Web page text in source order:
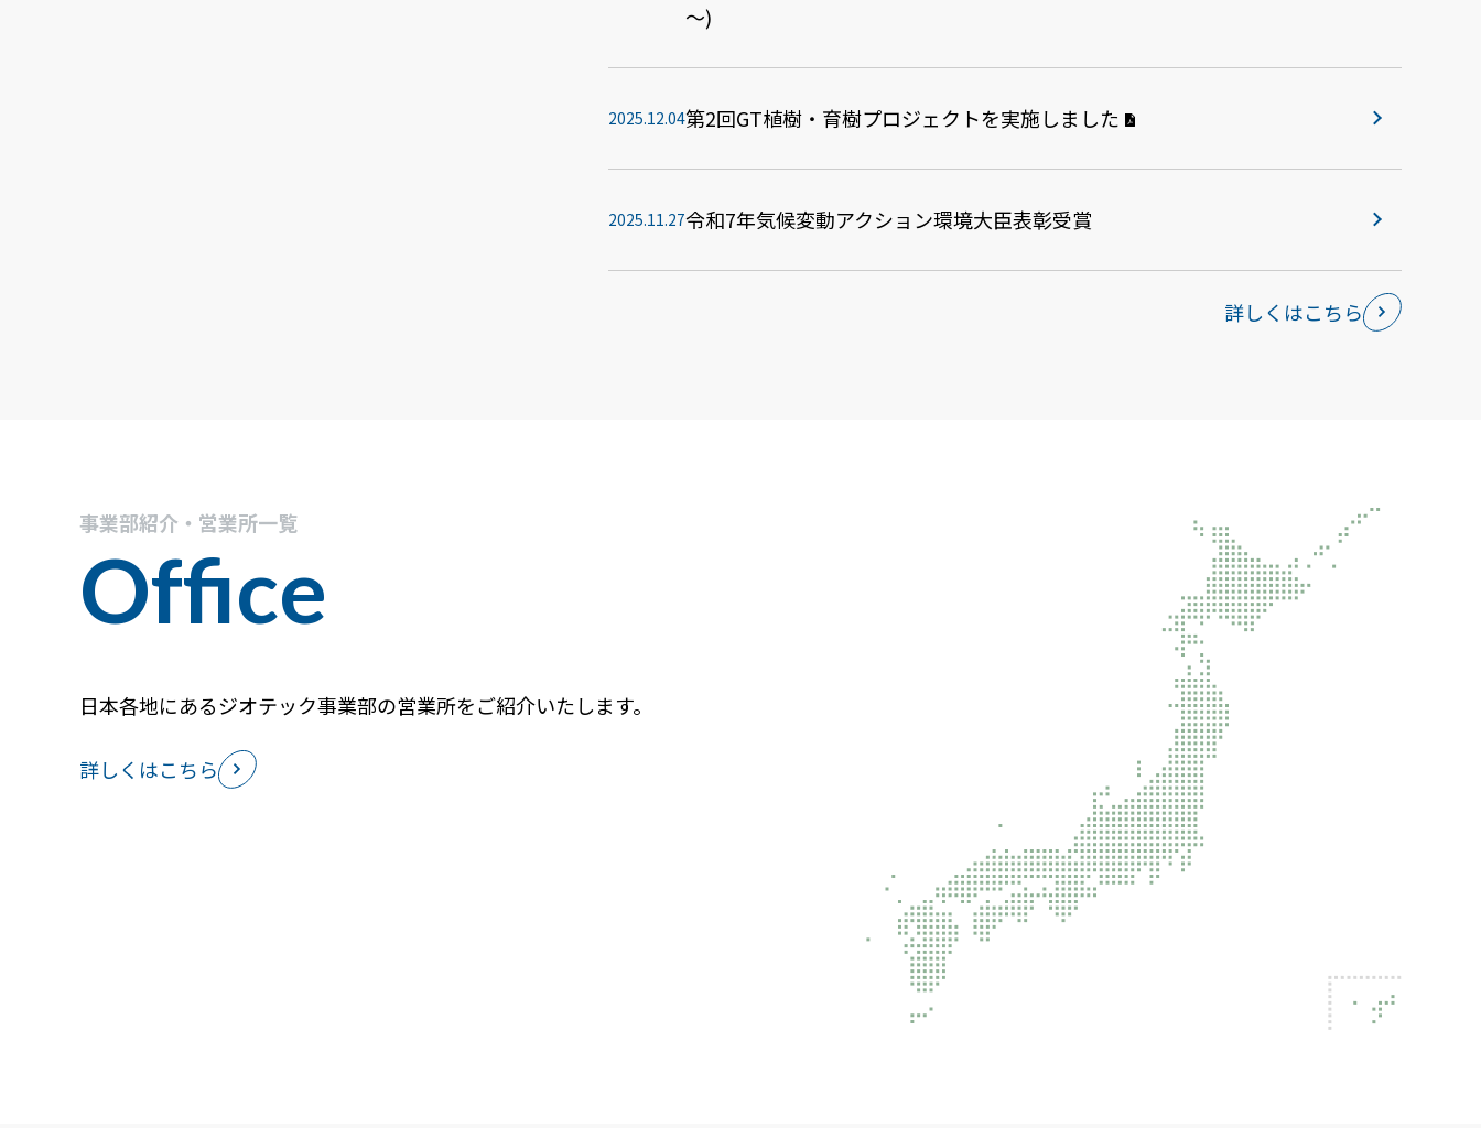
～)
2025.12.04第2回GT植樹・育樹プロジェクトを実施しました
2025.11.27令和7年気候変動アクション環境大臣表彰受賞
詳しくはこちら
事業部紹介・営業所一覧
Office
日本各地にあるジオテック事業部の営業所をご紹介いたします。
詳しくはこちら